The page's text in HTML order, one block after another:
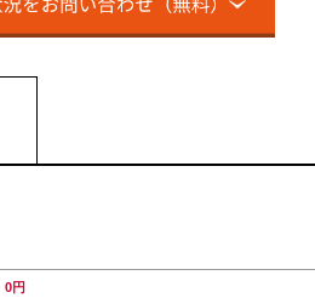
0円